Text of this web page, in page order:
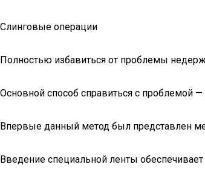
Слинговые операции
Полностью избавиться от проблемы
Основной способ справиться с проблемой
Впервые данный метод был представлен
Введение специальной ленты